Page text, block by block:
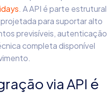
. A API é parte estrutural
para suportar alto
previsíveis, autenticação
completa disponível
via API é